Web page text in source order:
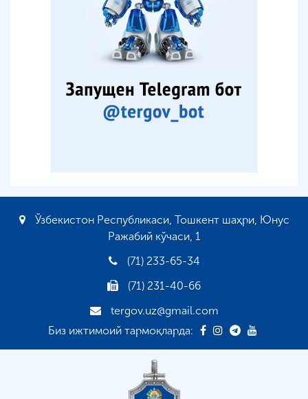
Ўзбекистон Республикаси, Тошкент шаҳри, Юнус
Ражабий кўчаси, 1
(71) 233-65-34
(71) 231-40-66
tergov.uz@gmail.com
Биз ижтимоий тармоқларда: